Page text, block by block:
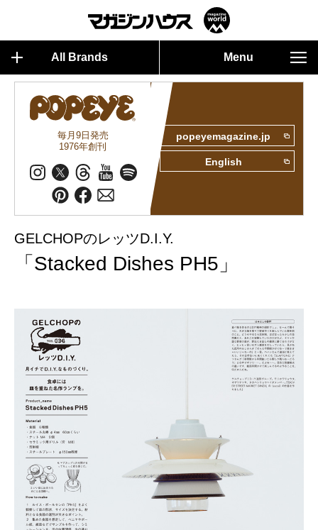
All Brands Menu
毎月9日発売
1976年創刊
popeyemagazine.jp
English
GELCHOPのレッツD.I.Y.
「Stacked Dishes PH5」